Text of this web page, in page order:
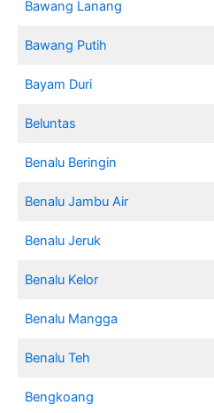
Bawang Lanang
Bawang Putih
Bayam Duri
Beluntas
Benalu Beringin
Benalu Jambu Air
Benalu Jeruk
Benalu Kelor
Benalu Mangga
Benalu Teh
Bengkoang